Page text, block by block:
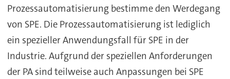
Prozessautomatisierung bestimme den Werdegang
von SPE. Die Prozessautomatisierung ist lediglich
ein spezieller Anwendungsfall für SPE in der
Industrie. Aufgrund der speziellen Anforderungen
der PA sind teilweise auch Anpassungen bei SPE